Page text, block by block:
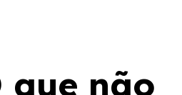
que não